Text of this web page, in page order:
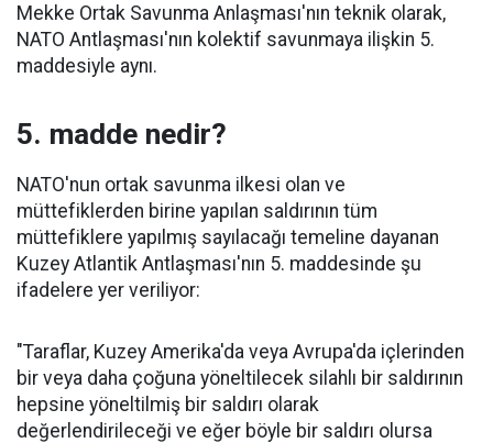
Mekke Ortak Savunma Anlaşması'nın teknik olarak,
NATO Antlaşması'nın kolektif savunmaya ilişkin 5.
maddesiyle aynı.
5. madde nedir?
NATO'nun ortak savunma ilkesi olan ve
müttefiklerden birine yapılan saldırının tüm
müttefiklere yapılmış sayılacağı temeline dayanan
Kuzey Atlantik Antlaşması'nın 5. maddesinde şu
ifadelere yer veriliyor:
"Taraflar, Kuzey Amerika'da veya Avrupa'da içlerinden
bir veya daha çoğuna yöneltilecek silahlı bir saldırının
hepsine yöneltilmiş bir saldırı olarak
değerlendirileceği ve eğer böyle bir saldırı olursa